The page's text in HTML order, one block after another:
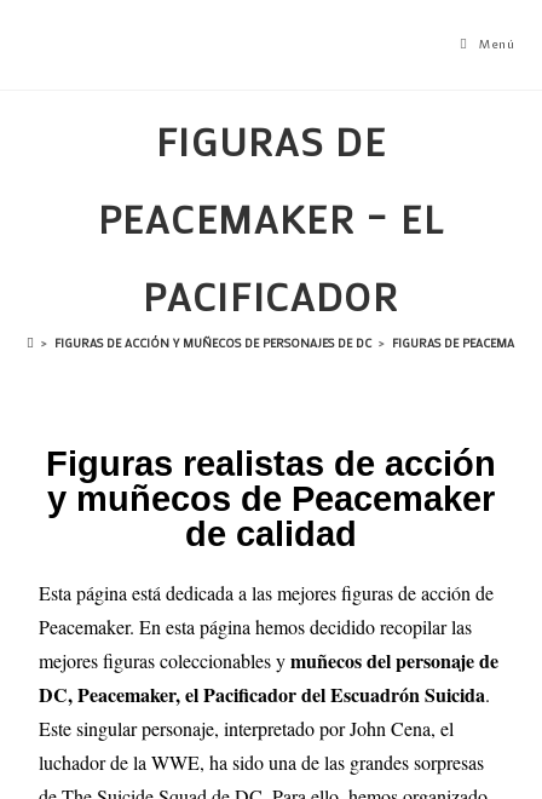
Menú
FIGURAS DE
PEACEMAKER – EL
PACIFICADOR
> FIGURAS DE ACCIÓN Y MUÑECOS DE PERSONAJES DE DC > FIGURAS DE
Figuras realistas de acción
y muñecos de Peacemaker
de calidad
Esta página está dedicada a las mejores figuras de acción de
Peacemaker. En esta página hemos decidido recopilar las
mejores figuras coleccionables ymuñecos del personaje de
DC, Peacemaker, el Pacificador del Escuadrón Suicida.
Este singular personaje, interpretado por John Cena, el
luchador de la WWE, ha sido una de las grandes sorpresas